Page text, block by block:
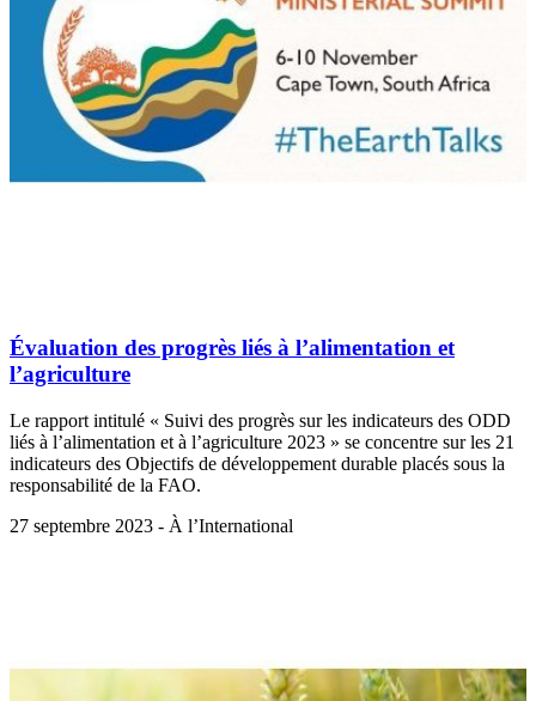
Évaluation des progrès liés à l’alimentation et
l’agriculture
Le rapport intitulé « Suivi des progrès sur les indicateurs des ODD
liés à l’alimentation et à l’agriculture 2023 » se concentre sur les 21
indicateurs des Objectifs de développement durable placés sous la
responsabilité de la FAO.
27 septembre 2023 - À l’International